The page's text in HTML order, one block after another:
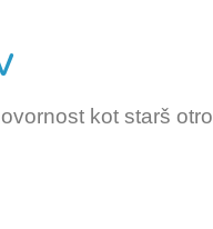
kot starš